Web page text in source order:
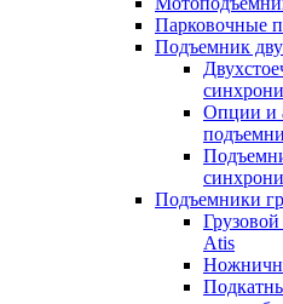
Парковочные
Подъемник
Опции и
Подъемники
Atis